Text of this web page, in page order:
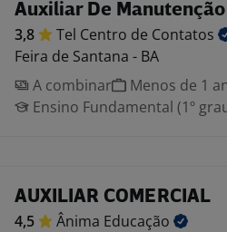
Auxiliar De
3,8 Tel Centro de Contatos
Feira de Santana - BA
A combinar
Menos de 1
Ensino Fundamental (1º
AUXILIAR COMERCIAL
4,5 Ânima Educação